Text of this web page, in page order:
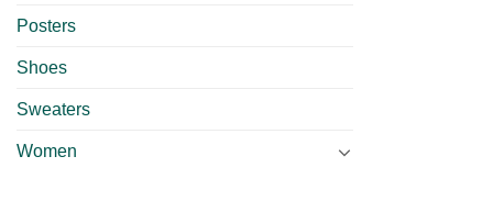
Posters
Shoes
Sweaters
Women